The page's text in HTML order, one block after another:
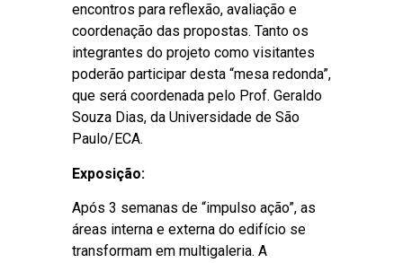
encontros para reflexão, avaliação e
coordenação das propostas. Tanto os
integrantes do projeto como visitantes
poderão participar desta “mesa redonda”,
que será coordenada pelo Prof. Geraldo
Souza Dias, da Universidade de São
Paulo/ECA.
Exposição:
Após 3 semanas de “impulso ação”, as
áreas interna e externa do edifício se
transformam em multigaleria. A